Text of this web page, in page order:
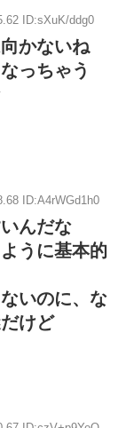
ID:sXuK/ddg0
かないね
っちゃう
ID:A4rWGd1h0
んだな
うに基本的
いのに、な
けど